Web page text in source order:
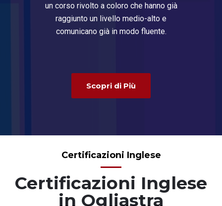
un corso rivolto a coloro che hanno già
raggiunto un livello medio-alto e
comunicano già in modo fluente.
Scopri di Più
Certificazioni Inglese
in Ogliastra
Certificazioni Inglese